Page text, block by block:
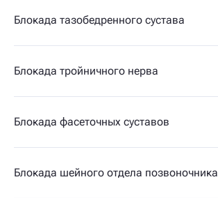
Блокада тазобедренного сустава
Блокада тройничного нерва
Блокада фасеточных суставов
Блокада шейного отдела позвоночника